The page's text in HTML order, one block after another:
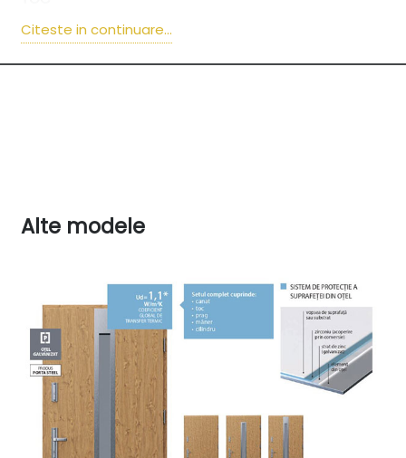
• Toc (gr. 93 mm) este realizat din stejar multistrat.
• Îmbinare franceză dinspre partea balamalelor, ce
împreună cu traversa superioară, iar traversa
• Metoda inovativă de adăugare a panourilor laterale
elimină punţile termice şi
simplifi că sistemul de montaj.
• Modelele C3 și C4 cu sistem anti-picurare.
• Norme: PN și CN.
ACCESORII
Citeste in continuare...
Alte modele